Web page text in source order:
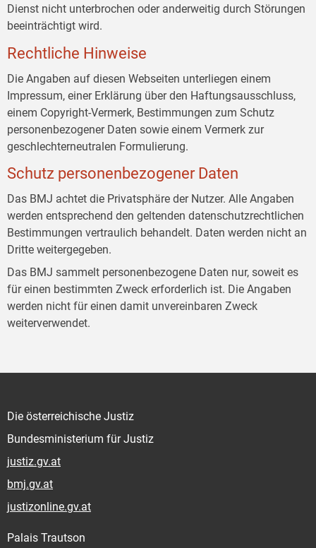
Dienst nicht unterbrochen oder anderweitig durch Störungen
beeinträchtigt wird.
Rechtliche Hinweise
Die Angaben auf diesen Webseiten unterliegen einem
Impressum, einer Erklärung über den Haftungsausschluss,
einem Copyright-Vermerk, Bestimmungen zum Schutz
personenbezogener Daten sowie einem Vermerk zur
geschlechterneutralen Formulierung.
Schutz personenbezogener Daten
Das BMJ achtet die Privatsphäre der Nutzer. Alle Angaben
werden entsprechend den geltenden datenschutzrechtlichen
Bestimmungen vertraulich behandelt. Daten werden nicht an
Dritte weitergegeben.
Das BMJ sammelt personenbezogene Daten nur, soweit es
für einen bestimmten Zweck erforderlich ist. Die Angaben
werden nicht für einen damit unvereinbaren Zweck
weiterverwendet.
Die österreichische Justiz
Bundesministerium für Justiz
justiz.gv.at
bmj.gv.at
justizonline.gv.at
Palais Trautson